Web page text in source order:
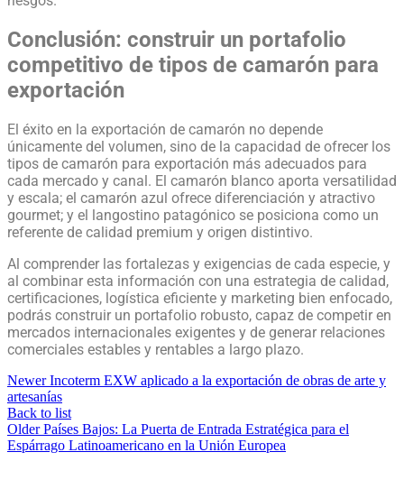
Conclusión: construir un portafolio
competitivo de tipos de camarón para
exportación
El éxito en la exportación de camarón no depende
únicamente del volumen, sino de la capacidad de ofrecer los
tipos de camarón para exportación más adecuados para
cada mercado y canal. El camarón blanco aporta versatilidad
y escala; el camarón azul ofrece diferenciación y atractivo
gourmet; y el langostino patagónico se posiciona como un
referente de calidad premium y origen distintivo.
Al comprender las fortalezas y exigencias de cada especie, y
al combinar esta información con una estrategia de calidad,
certificaciones, logística eficiente y marketing bien enfocado,
podrás construir un portafolio robusto, capaz de competir en
mercados internacionales exigentes y de generar relaciones
comerciales estables y rentables a largo plazo.
Newer Incoterm EXW aplicado a la exportación de obras de arte y
artesanías
Back to list
Older Países Bajos: La Puerta de Entrada Estratégica para el
Espárrago Latinoamericano en la Unión Europea